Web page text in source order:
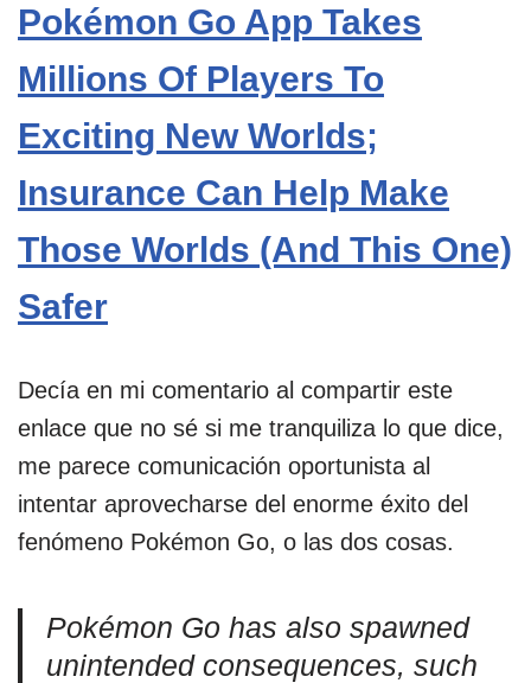
Pokémon Go App Takes
Millions Of Players To
Exciting New Worlds;
Insurance Can Help Make
Those Worlds (And This One)
Safer
Decía en mi comentario al compartir este
enlace que no sé si me tranquiliza lo que dice,
me parece comunicación oportunista al
intentar aprovecharse del enorme éxito del
fenómeno Pokémon Go, o las dos cosas.
Pokémon Go has also spawned
unintended consequences, such